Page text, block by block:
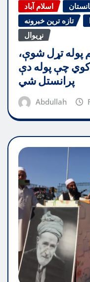
اسلام آباد
تازه ترین خبرونه
نړیوال
پوله تړل شوې،
چې پوله دې
پرانستل شي
Abdullah